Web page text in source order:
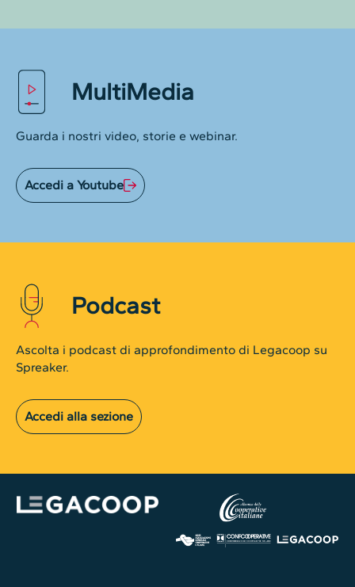
MultiMedia
Guarda i nostri video, storie e webinar.
Accedi a Youtube
Podcast
Ascolta i podcast di approfondimento di Legacoop su
Spreaker.
Accedi alla sezione